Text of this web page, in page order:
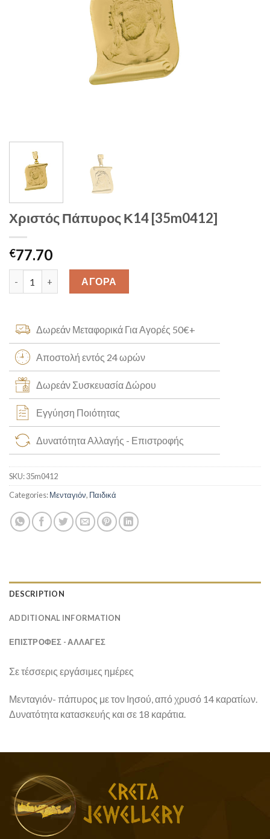
Χριστός Πάπυρος Κ14 [35m0412]
€77.70
Χριστός Πάπυρος Κ14 [35m0412] quantity
ΑΓΟΡΑ
Δωρεάν Μεταφορικά Για Αγορές 50€+
Αποστολή εντός 24 ωρών
Δωρεάν Συσκευασία Δώρου
Εγγύηση Ποιότητας
Δυνατότητα Αλλαγής - Επιστροφής
SKU:35m0412
Categories:Μενταγιόν, Παιδικά
DESCRIPTION
ADDITIONAL INFORMATION
ΕΠΙΣΤΡΟΦΕΣ - ΑΛΛΑΓΕΣ
Σε τέσσερις εργάσιμες ημέρες
Μενταγιόν- πάπυρος με τον Ιησού, από χρυσό 14 καρατίων.
Δυνατότητα κατασκευής και σε 18 καράτια.